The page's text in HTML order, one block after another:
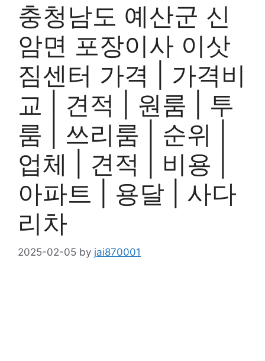
충청남도 예산군 신
암면 포장이사 이삿
짐센터 가격 | 가격비
교 | 견적 | 원룸 | 투
룸 | 쓰리룸 | 순위 |
업체 | 견적 | 비용 |
아파트 | 용달 | 사다
리차
2025-02-05 by jai870001